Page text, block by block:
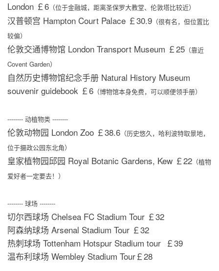
London ￡6 （位于金融城，距离圣保罗大教堂、伦敦塔比较近）
汉普顿宫 Hampton Court Palace ￡30.9 （很有名，但位置比
较偏）
伦敦交通博物馆 London Transport Museum ￡25 （靠近
Covent Garden）
自然历史博物馆纪念手册 Natural History Museum
souvenir guidebook ￡6 （博物馆本身免费，可以顺便领手册）
-------- 动植物类 --------
伦敦动物园 London Zoo ￡38.6 （历史悠久，哈利波特取景地，
位于摄政公园东北角）
皇家植物园邱园 Royal Botanic Gardens, Kew ￡22 （植物
爱好者一定要去！）
-------- 球场 --------
切尔西球场 Chelsea FC Stadium Tour ￡32
阿森纳球场 Arsenal Stadium Tour ￡32
热刺球场 Tottenham Hotspur Stadium tour ￡39
温布利球场 Wembley Stadium Tour￡28